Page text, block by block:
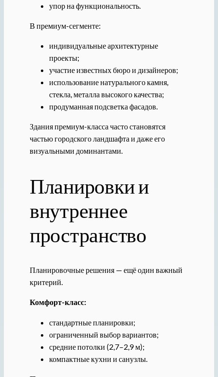
упор на функциональность.
В премиум-сегменте:
индивидуальные архитектурные
проекты;
участие известных бюро и дизайнеров;
использование натурального камня,
стекла, металла высокого качества;
продуманная подсветка фасадов.
Здания премиум-класса часто становятся
частью городского ландшафта и даже его
визуальными доминантами.
Планировки и
внутреннее
пространство
Планировочные решения — ещё один важный
критерий.
Комфорт-класс:
стандартные планировки;
ограниченный выбор вариантов;
средние потолки (2,7–2,9 м);
компактные кухни и санузлы.